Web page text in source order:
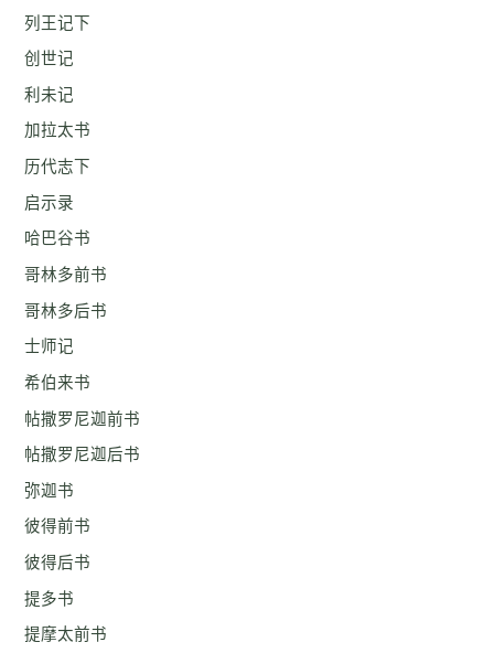
列王记下
创世记
利未记
加拉太书
历代志下
启示录
哈巴谷书
哥林多前书
哥林多后书
士师记
希伯来书
帖撒罗尼迦前书
帖撒罗尼迦后书
弥迦书
彼得前书
彼得后书
提多书
提摩太前书